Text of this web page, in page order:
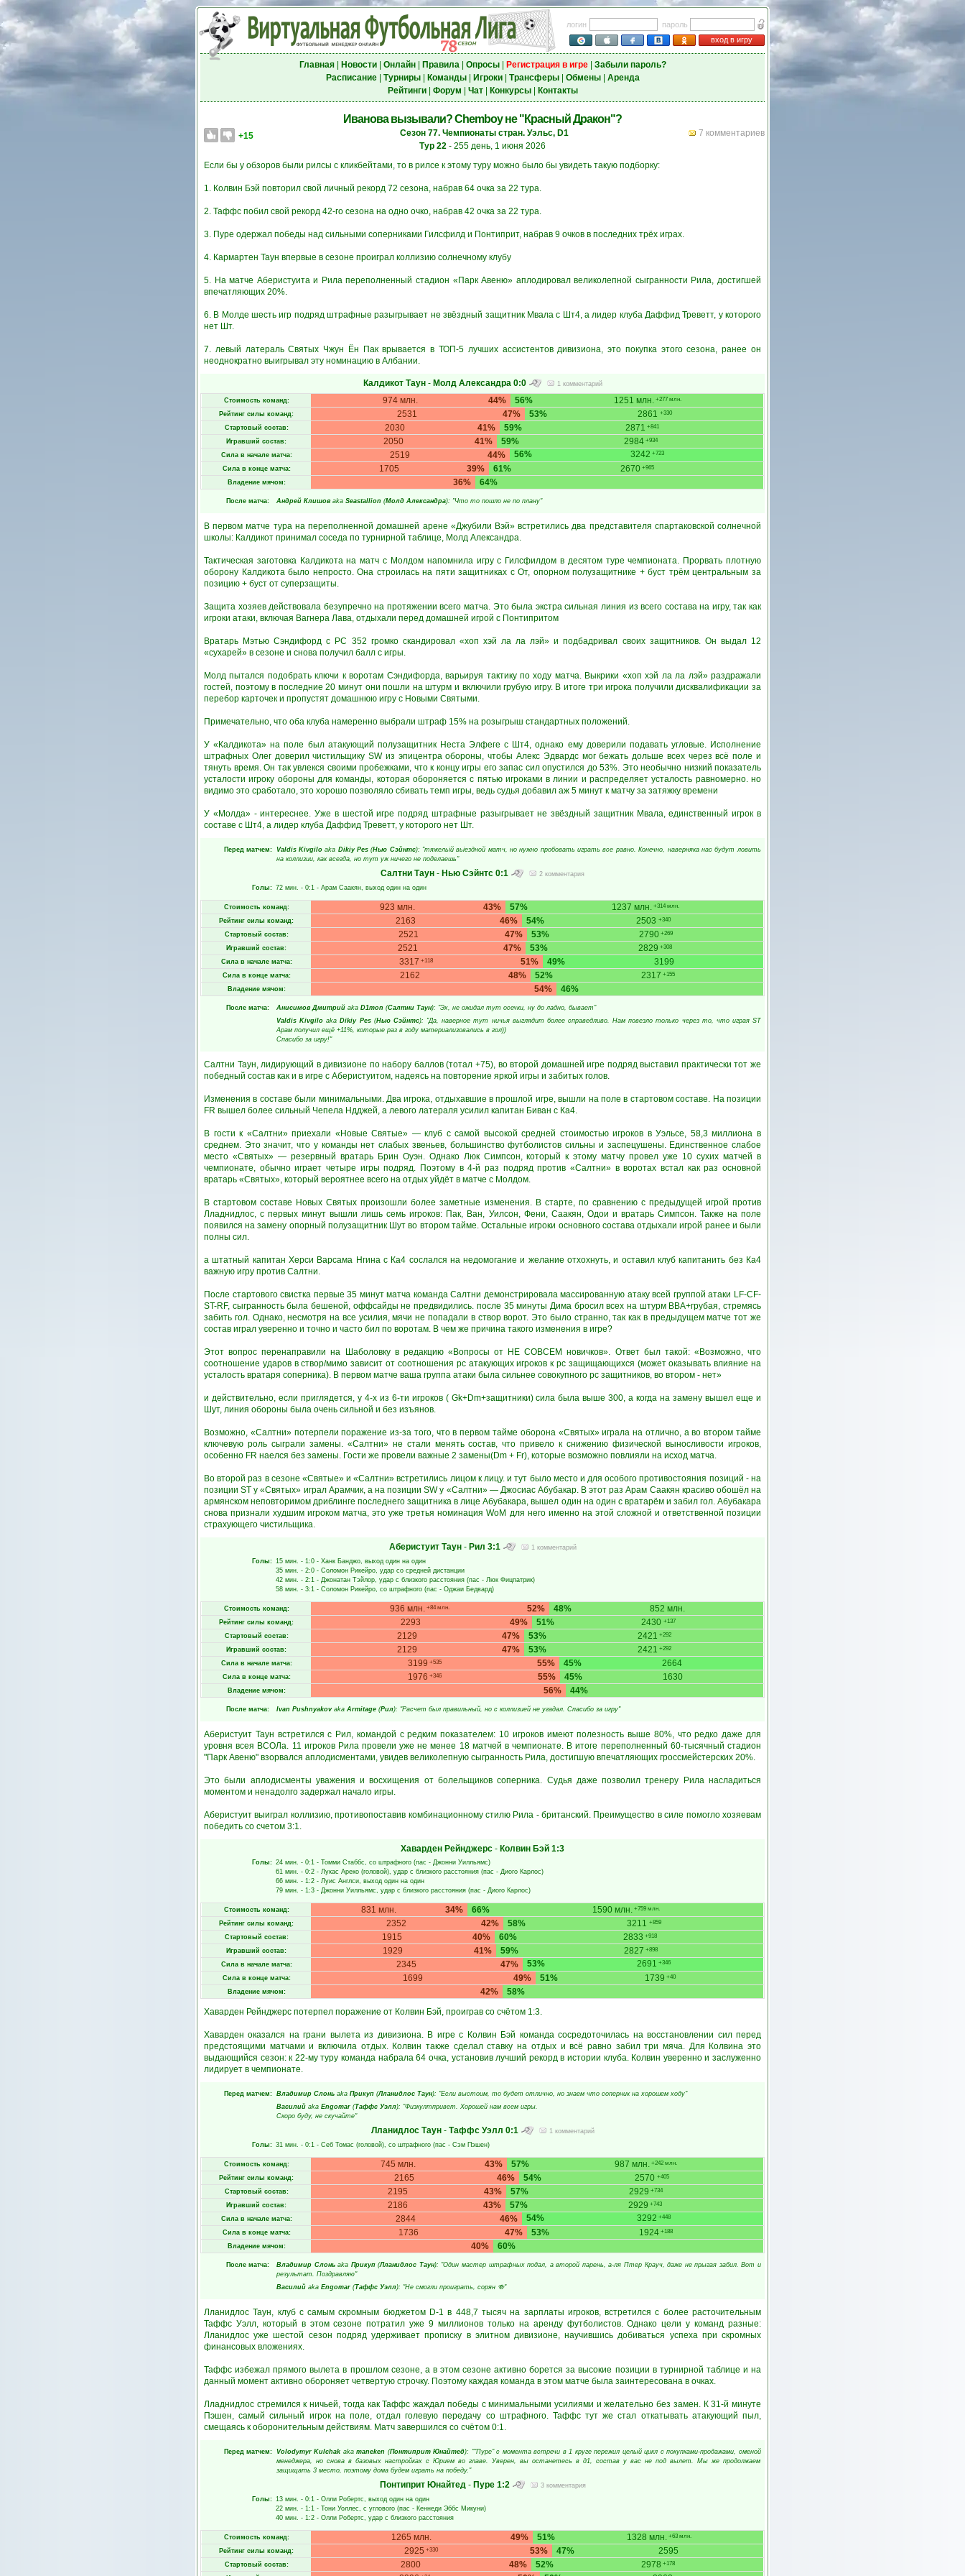
логин
пароль
вход в игру
Главная| Новости| Онлайн| Правила| Опросы| Регистрация в игре| Забыли пароль?
Расписание| Турниры| Команды| Игроки| Трансферы| Обмены| Аренда
Рейтинги| Форум Чат| Конкурсы| Контакты
Иванова вызывали? Chemboy не "Красный Дракон"?
+15 7 комментариев
Сезон 77. Чемпионаты стран. Уэльс, D1
Тур 22 - 255 день, 1 июня 2026
Если бы у обзоров были рилсы с кликбейтами, то в рилсе к этому туру можно было бы увидеть такую подборку:
1. Колвин Бэй повторил свой личный рекорд 72 сезона, набрав 64 очка за 22 тура.
2. Таффс побил свой рекорд 42-го сезона на одно очко, набрав 42 очка за 22 тура.
3. Пуре одержал победы над сильными соперниками Гилсфилд и Понтиприт, набрав 9 очков в последних трёх играх.
4. Кармартен Таун впервые в сезоне проиграл коллизию солнечному клубу
5. На матче Аберистуита и Рила переполненный стадион «Парк Авеню» аплодировал великолепной сыгранности Рила, достигшей
впечатляющих 20%.
6. В Молде шесть игр подряд штрафные разыгрывает не звёздный защитник Мвала с Шт4, а лидер клуба Даффид Треветт, у которого
нет Шт.
7. левый латераль Святых Чжун Ён Пак врывается в ТОП-5 лучших ассистентов дивизиона, это покупка этого сезона, ранее он
неоднократно выигрывал эту номинацию в Албании.
Калдикот Таун- Молд Александра 0:0 1 комментарий
Стоимость команд: 44%
974 млн. 56% 1251 млн. +277 млн.
Рейтинг силы команд: 47%
2531 53% 2861 +330
Стартовый состав: 41%
2030 59% 2871 +841
Игравший состав: 41%
2050 59% 2984 +934
Сила в начале матча: 44%
2519 56% 3242 +723
Сила в конце матча: 39%
1705 61% 2670+965
Владение мячом: 36% 64%
После матча: Андрей Клишов aka Seastallion (Молд Александра): "Что то пошло не по плану"
В первом матче тура на переполненной домашней арене «Джубили Вэй» встретились два представителя спартаковской солнечной
школы: Калдикот принимал соседа по турнирной таблице, Молд Александра.
Тактическая заготовка Калдикота на матч с Молдом напомнила игру с Гилсфилдом в десятом туре чемпионата. Прорвать плотную
оборону Калдикота было непросто. Она строилась на пяти защитниках с От, опорном полузащитнике + буст трём центральным за
позицию + буст от суперзащиты.
Защита хозяев действовала безупречно на протяжении всего матча. Это была экстра сильная линия из всего состава на игру, так как
игроки атаки, включая Вагнера Лава, отдыхали перед домашней игрой с Понтипритом
Вратарь Мэтью Сэндифорд с РС 352 громко скандировал «хоп хэй ла ла лэй» и подбадривал своих защитников. Он выдал 12
«сухарей» в сезоне и снова получил балл с игры.
Молд пытался подобрать ключи к воротам Сэндифорда, варьируя тактику по ходу матча. Выкрики «хоп хэй ла ла лэй» раздражали
гостей, поэтому в последние 20 минут они пошли на штурм и включили грубую игру. В итоге три игрока получили дисквалификации за
перебор карточек и пропустят домашнюю игру с Новыми Святыми.
Примечательно, что оба клуба намеренно выбрали штраф 15% на розыгрыш стандартных положений.
У «Калдикота» на поле был атакующий полузащитник Неста Элфеге с Шт4, однако ему доверили подавать угловые. Исполнение
штрафных Олег доверил чистильщику SW из эпицентра обороны, чтобы Алекс Эдвардс мог бежать дольше всех через всё поле и
тянуть время. Он так увлекся своими пробежками, что к концу игры его запас сил опустился до 53%. Это необычно низкий показатель
усталости игроку обороны для команды, которая обороняется с пятью игроками в линии и распределяет усталость равномерно. но
видимо это сработало, это хорошо позволяло сбивать темп игры, ведь судья добавил аж 5 минут к матчу за затяжку времени
У «Молда» - интереснее. Уже в шестой игре подряд штрафные разыгрывает не звёздный защитник Мвала, единственный игрок в
составе с Шт4, а лидер клуба Даффид Треветт, у которого нет Шт.
Перед матчем: Valdis Kivgilo aka Dikiy Pes (Нью Сэйнтс): "тяжельій вьіездной матч, но нужно пробовать играть все равно. Конечно, наверняка нас будут ловить
на коллизии, как всегда, но тут уж ничего не поделаешь"
Салтни Таун - Нью Сэйнтс 0:1
2 комментария
Голы: 72 мин. - 0:1 - Арам Саакян, выход один на один
Стоимость команд: 43%
923 млн. 57% 1237 млн. +314 млн.
Рейтинг силы команд: 46%
2163 54% 2503 +340
Стартовый состав: 47%
2521 53% 2790 +269
Игравший состав: 47%
2521 53% 2829 +308
Сила в начале матча: 51%
3317 +118 49% 3199
Сила в конце матча: 48%
2162 52% 2317 +155
Владение мячом: 54% 46%
После матча: Анисимов Дмитрий aka D1mon (Салтни Таун): "Эх, не ожидал тут осечки, ну до ладно, бывает"
Valdis Kivgilo aka Dikiy Pes (Нью Сэйнтс): "Да, наверное тут ничья выглядит более справедливо. Нам повезло только через то, что играя ST
Арам получил ещё +11%, которые раз в году материализовались в гол))
Спасибо за игру!"
Салтни Таун, лидирующий в дивизионе по набору баллов (тотал +75), во второй домашней игре подряд выставил практически тот же
победный состав как и в игре с Аберистуитом, надеясь на повторение яркой игры и забитых голов.
Изменения в составе были минимальными. Два игрока, отдыхавшие в прошлой игре, вышли на поле в стартовом составе. На позиции
FR вышел более сильный Чепела Ндджей, а левого латераля усилил капитан Биван с Ка4.
В гости к «Салтни» приехали «Новые Святые» — клуб с самой высокой средней стоимостью игроков в Уэльсе, 58,3 миллиона в
среднем. Это значит, что у команды нет слабых звеньев, большинство футболистов сильны и заспецушены. Единственное слабое
место «Святых» — резервный вратарь Брин Оуэн. Однако Люк Симпсон, который к этому матчу провел уже 10 сухих матчей в
чемпионате, обычно играет четыре игры подряд. Поэтому в 4-й раз подряд против «Салтни» в воротах встал как раз основной
вратарь «Святых», который вероятнее всего на отдых уйдёт в матче с Молдом.
В стартовом составе Новых Святых произошли более заметные изменения. В старте, по сравнению с предыдущей игрой против
Лладнидлос, с первых минут вышли лишь семь игроков: Пак, Ван, Уилсон, Фени, Саакян, Одои и вратарь Симпсон. Также на поле
появился на замену опорный полузащитник Шут во втором тайме. Остальные игроки основного состава отдыхали игрой ранее и были
полны сил.
а штатный капитан Херси Варсама Нгина с Ка4 сослался на недомогание и желание отхохнуть, и оставил клуб капитанить без Ка4
важную игру против Салтни.
После стартового свистка первые 35 минут матча команда Салтни демонстрировала массированную атаку всей группой атаки LF-CF-
ST-RF, сыгранность была бешеной, оффсайды не предвидились. после 35 минуты Дима бросил всех на штурм ВВА+грубая, стремясь
забить гол. Однако, несмотря на все усилия, мячи не попадали в створ ворот. Это было странно, так как в предыдущем матче тот же
состав играл уверенно и точно и часто бил по воротам. В чем же причина такого изменения в игре?
Этот вопрос перенаправили на Шаболовку в редакцию «Вопросы от НЕ СОВСЕМ новичков». Ответ был такой: «Возможно, что
соотношение ударов в створ/мимо зависит от соотношения рс атакующих игроков к рс защищающихся (может оказывать влияние на
усталость вратаря соперника). В первом матче ваша группа атаки была сильнее совокупного рс защитников, во втором - нет»
и действительно, если приглядется, у 4-х из 6-ти игроков ( Gk+Dm+защитники) сила была выше 300, а когда на замену вышел еще и
Шут, линия обороны была очень сильной и без изъянов.
Возможно, «Салтни» потерпели поражение из-за того, что в первом тайме оборона «Святых» играла на отлично, а во втором тайме
ключевую роль сыграли замены. «Салтни» не стали менять состав, что привело к снижению физической выносливости игроков,
особенно FR наелся без замены. Гости же провели важные 2 замены(Dm + Fr), которые возможно повлияли на исход матча.
Во второй раз в сезоне «Святые» и «Салтни» встретились лицом к лицу. и тут было место и для особого противостояния позиций - на
позиции ST у «Святых» играл Арамчик, а на позиции SW у «Салтни» — Джосиас Абубакар. В этот раз Арам Саакян красиво обошёл на
армянском неповторимом дриблинге последнего защитника в лице Абубакара, вышел один на один с вратарём и забил гол. Абубакара
снова признали худшим игроком матча, это уже третья номинация WoM для него именно на этой сложной и ответственной позиции
страхующего чистильщика.
Аберистуит Таун- Рил 3:1
1 комментарий
Голы: 15 мин. - 1:0 - Ханк Банджо, выход один на один
35 мин. - 2:0 - Соломон Рикейро, удар со средней дистанции
42 мин. - 2:1 - Джонатан Тэйлор, удар с близкого расстояния (пас - Люк Фицпатрик)
58 мин. - 3:1 - Соломон Рикейро, со штрафного (пас - Оджаи Бедвард)
Стоимость команд: 52%
936 млн. +84 млн. 48% 852 млн.
Рейтинг силы команд: 49%
2293 51% 2430 +137
Стартовый состав: 47%
2129 53% 2421 +292
Игравший состав: 47%
2129 53% 2421 +292
Сила в начале матча: 55%
3199 +535 45% 2664
Сила в конце матча: 55%
1976 +346 45% 1630
Владение мячом: 56% 44%
После матча: Ivan Pushnyakov aka Armitage (Рил): "Расчет был правильный, но с коллизией не угадал. Спасибо за игру"
Аберистуит Таун встретился с Рил, командой с редким показателем: 10 игроков имеют полезность выше 80%, что редко даже для
уровня всея ВСОЛа. 11 игроков Рила провели уже не менее 18 матчей в чемпионате. В итоге переполненный 60-тысячный стадион
"Парк Авеню" взорвался аплодисментами, увидев великолепную сыгранность Рила, достигшую впечатляющих гроссмейстерских 20%.
Это были аплодисменты уважения и восхищения от болельщиков соперника. Судья даже позволил тренеру Рила насладиться
моментом и ненадолго задержал начало игры.
Аберистуит выиграл коллизию, противопоставив комбинационному стилю Рила - британский. Преимущество в силе помогло хозяевам
победить со счетом 3:1.
Хаварден Рейнджерс - Колвин Бэй 1:3
Голы: 24 мин. - 0:1 - Томми Стаббс, со штрафного (пас - Джонни Уилльямс)
61 мин. - 0:2 - Лукас Ареко (головой), удар с близкого расстояния (пас - Диого Карлос)
66 мин. - 1:2 - Луис Англси, выход один на один
79 мин. - 1:3 - Джонни Уилльямс, удар с близкого расстояния (пас - Диого Карлос)
Стоимость команд: 34%
831 млн. 66% 1590 млн. +759 млн.
Рейтинг силы команд: 42%
2352 58% 3211 +859
Стартовый состав: 40%
1915 60% 2833 +918
Игравший состав: 41%
1929 59% 2827 +898
Сила в начале матча: 47%
2345 53% 2691 +346
Сила в конце матча: 49%
1699 51% 1739 +40
Владение мячом: 42%
58%
Хаварден Рейнджерс потерпел поражение от Колвин Бэй, проиграв со счётом 1:3.
Хаварден оказался на грани вылета из дивизиона. В игре с Колвин Бэй команда сосредоточилась на восстановлении сил перед
предстоящими матчами и включила отдых. Колвин также сделал ставку на отдых и всё равно забил три мяча. Для Колвина это
выдающийся сезон: к 22-му туру команда набрала 64 очка, установив лучший рекорд в истории клуба. Колвин уверенно и заслуженно
лидирует в чемпионате.
Перед матчем: Владимир Слонь aka Прикуп (Лланидлос Таун): "Если выстоим, то будет отлично, но знаем что соперник на хорошем ходу"
Василий aka Engomar (Таффс Уэлл): "Физкултпривет. Хорошей нам всем игры.
Скоро буду, не скучайте"
Лланидлос Таун- Таффс Уэлл 0:1
1 комментарий
Голы: 31 мин. - 0:1 - Себ Томас (головой), со штрафного (пас - Сэм Пэшен)
Стоимость команд: 43%
745 млн. 57% 987 млн. +242 млн.
Рейтинг силы команд: 46%
2165 54% 2570 +405
Стартовый состав: 43%
2195 57% 2929 +734
Игравший состав: 43%
2186 57% 2929 +743
Сила в начале матча: 46%
2844 54% 3292 +448
Сила в конце матча: 47%
1736 53% 1924 +188
Владение мячом: 40% 60%
После матча: Владимир Слонь aka Прикуп (Лланидлос Таун): "Один мастер штрафных подал, а второй парень, а-ля Птер Крауч, даже не прыгая забил. Вот и
результат. Поздравляю"
Василий aka Engomar (Таффс Уэлл): "Не смогли проиграть, сорян 🍻"
Лланидлос Таун, клуб с самым скромным бюджетом D-1 в 448,7 тысяч на зарплаты игроков, встретился с более расточительным
Таффс Уэлл, который в этом сезоне потратил уже 9 миллионов только на аренду футболистов. Однако цели у команд разные:
Лланидлос уже шестой сезон подряд удерживает прописку в элитном дивизионе, научившись добиваться успеха при скромных
финансовых вложениях.
Таффс избежал прямого вылета в прошлом сезоне, а в этом сезоне активно борется за высокие позиции в турнирной таблице и на
данный момент активно обороняет четвертую строчку. Поэтому каждая команда в этом матче была заинтересована в очках.
Лладнидлос стремился к ничьей, тогда как Таффс жаждал победы с минимальными усилиями и желательно без замен. К 31-й минуте
Пэшен, самый сильный игрок на поле, отдал голевую передачу со штрафного. Таффс тут же стал откатывать атакующий пыл,
смещаясь к оборонительным действиям. Матч завершился со счётом 0:1.
Перед матчем: Volodymyr Kulchak aka maneken (Понтиприт Юнайтед): ""Пуре" с момента встречи в 1 круге пережил целый цикл с покупками-продажами, сменой
менеджера, но снова в базовых настройках с Юрием во главе. Уверен, вы останетесь в д1, состав у вас не под вылет. Мы же продолжаем
защищать 3 место, поэтому дома будем играть на победу."
Понтиприт Юнайтед- Пуре 1:2
3 комментария
Голы: 13 мин. - 0:1 - Олли Робертс, выход один на один
22 мин. - 1:1 - Тони Уоллес, с углового (пас - Кеннеди Эббс Микуни)
40 мин. - 1:2 - Олли Робертс, удар с близкого расстояния
Стоимость команд: 49%
1265 млн. 51% 1328 млн. +63 млн.
Рейтинг силы команд: 53%
2925 +330 47% 2595
Стартовый состав: 48%
2800 52% 2978 +178